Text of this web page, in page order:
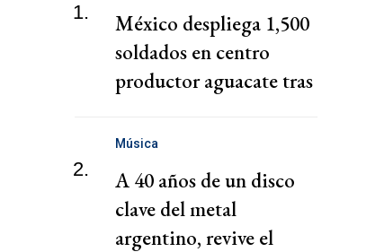
1.
México despliega 1,500
soldados en centro
productor aguacate tras
inspecciones para
exportaciones a EEUU
2.
Música
A 40 años de un disco
clave del metal
argentino, revive el